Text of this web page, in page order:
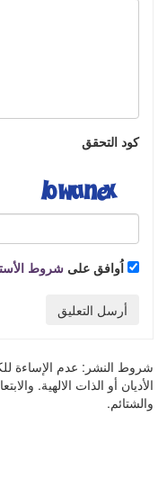
كود التحقق
اُوافق على شروط
أرسل التعليق
شروط النشر: عدم الإساءة
الأديان أو الذات الالهية.
والشتائم.